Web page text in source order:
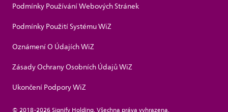
Podmínky Používání Webových Stránek
Podmínky Použití Systému WiZ
Oznámení O Údajích WiZ
Zásady Ochrany Osobních Údajů WiZ
Ukončení Podpory WiZ